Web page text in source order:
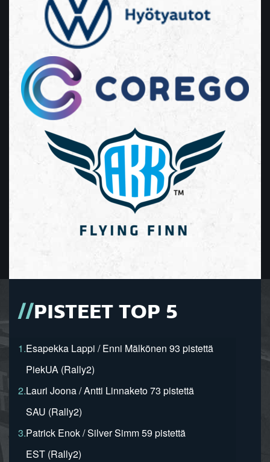
PISTEET TOP 5
1.Esapekka Lappi / Enni Mälkönen 93 pistettä
PiekUA (Rally2)
2.Lauri Joona / Antti Linnaketo 73 pistettä
SAU (Rally2)
3.Patrick Enok / Silver Simm 59 pistettä
EST (Rally2)